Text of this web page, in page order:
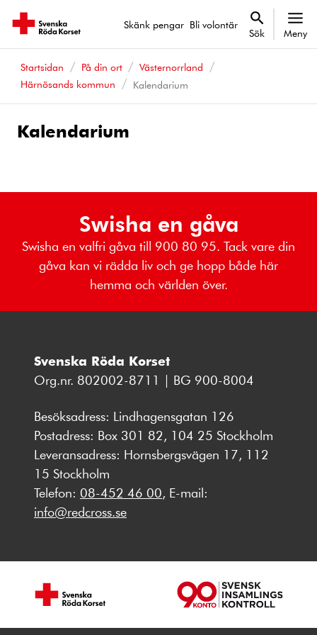
Skänk pengar Bli volontär
Sök Meny
Startsidan På din ort
Västernorrland
Härnösands kommun
Kalendarium
Kalendarium
Swisha en gåva
Swisha en valfri gåva till 900 80 95. Tack vare din
gåva kan vi rädda liv och ge hopp både här
hemma och världen över.
Svenska Röda Korset
Org.nr. 802002-8711 | BG 900-8004
Besöksadress: Lindhagensgatan 126
Postadress: Box 301 82, 104 25 Stockholm
Leveransadress: Hornsbergsvägen 17, 112
15 Stockholm
Telefon: 08-452 46 00, E-mail:
info@redcross.se